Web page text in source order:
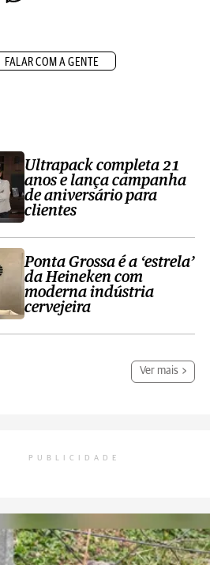
FALAR COM A GENTE
Ultrapack completa 21
anos e lança campanha
de aniversário para
clientes
Ponta Grossa é a ‘estrela’
da Heineken com
moderna indústria
cervejeira
Ver mais
PUBLICIDADE